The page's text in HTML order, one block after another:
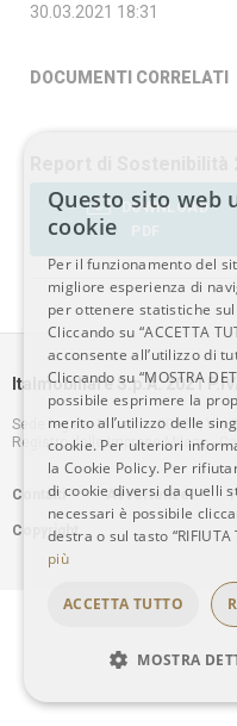
30.03.2021 18:31
DOCUMENTI CORRELATI
DOWNLOAD
Italmobiliare S.p.A. 2021
Sede legale: Milano – 20121, Via
Registro delle Imprese Milano -
Footer
menu
Contatti Avvertenze
Copyright
Questo sito web
cookie
Per il funzionamento del
migliore esperienza di
per ottenere statistiche
Cliccando su “ACCETTA
acconsente all’utilizzo di
Cliccando su “MOSTRA
possibile esprimere la
merito all’utilizzo delle
cookie. Per ulteriori
la Cookie Policy. Per
di cookie diversi da quelli
necessari è possibile
destra o sul tasto “RIFIUTA
più
ACCETTA TUTTO
MOSTRA